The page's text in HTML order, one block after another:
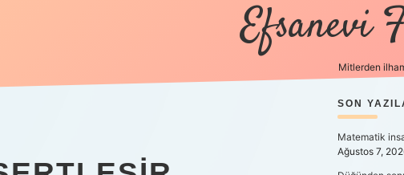
Efsanevi
Mitlerden
SON
Matematik
Ağustos 7,